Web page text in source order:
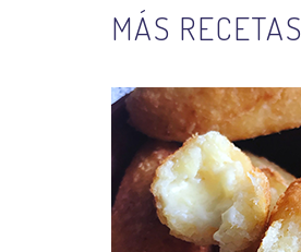
MÁS RECETAS